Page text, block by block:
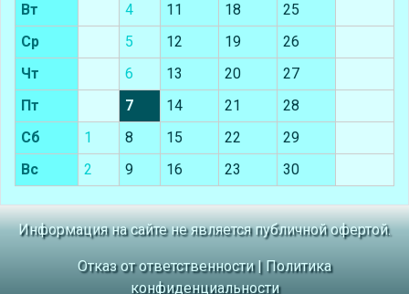
Вт
4 11 18
25
Ср
5 12 19
26
Чт
6 13 20
27
Пт
7 14 21
28
Сб
1 8 15 22
29
Вс
2 9 16 23 30
Информация на сайте не является публичной офертой.
Отказ от ответственности| Политика
конфиденциальности